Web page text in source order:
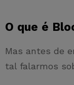
O que é
Mas antes de
tal falarmos